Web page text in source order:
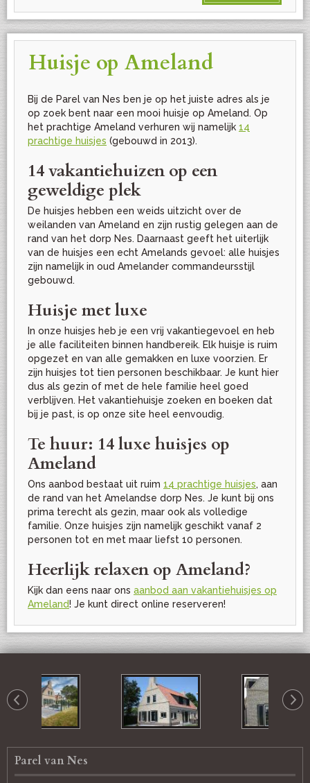
Huisje op Ameland
Bij de Parel van Nes ben je op het juiste adres als je
op zoek bent naar een mooi huisje op Ameland. Op
het prachtige Ameland verhuren wij namelijk 14
prachtige huisjes (gebouwd in 2013).
14 vakantiehuizen op een
geweldige plek
De huisjes hebben een weids uitzicht over de
weilanden van Ameland en zijn rustig gelegen aan de
rand van het dorp Nes. Daarnaast geeft het uiterlijk
van de huisjes een echt Amelands gevoel: alle huisjes
zijn namelijk in oud Amelander commandeursstijl
gebouwd.
Huisje met luxe
In onze huisjes heb je een vrij vakantiegevoel en heb
je alle faciliteiten binnen handbereik. Elk huisje is ruim
opgezet en van alle gemakken en luxe voorzien. Er
zijn huisjes tot tien personen beschikbaar. Je kunt hier
dus als gezin of met de hele familie heel goed
verblijven. Het vakantiehuisje zoeken en boeken dat
bij je past, is op onze site heel eenvoudig.
Te huur: 14 luxe huisjes op
Ameland
Ons aanbod bestaat uit ruim 14 prachtige huisjes, aan
de rand van het Amelandse dorp Nes. Je kunt bij ons
prima terecht als gezin, maar ook als volledige
familie. Onze huisjes zijn namelijk geschikt vanaf 2
personen tot en met maar liefst 10 personen.
Heerlijk relaxen op Ameland?
Kijk dan eens naar ons aanbod aan vakantiehuisjes op
Ameland! Je kunt direct online reserveren!
Parel van Nes